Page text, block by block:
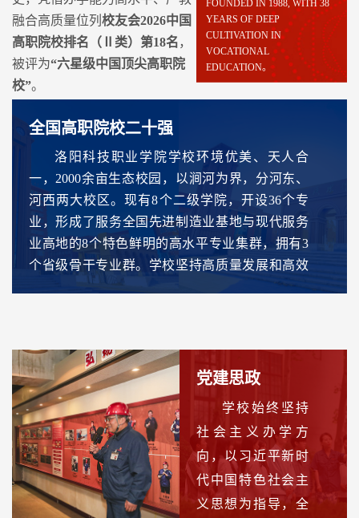
融合高质量位列 校友会2026中国
高职院校排名（Ⅱ类）第18名 ，
被评为“六星级中国顶尖高职院
校”。
FOUNDED IN 1988, WITH 38
YEARS OF DEEP
CULTIVATION IN
VOCATIONAL
EDUCATION。
全国高职院校二十强
洛阳科技职业学院学校环境优美、天人合
一，2000余亩生态校园，以涧河为界，分河东、
河西两大校区。现有8个二级学院，开设36个专
业，形成了服务全国先进制造业基地与现代服务
业高地的8个特色鲜明的高水平专业集群，拥有3
个省级骨干专业群。学校坚持高质量发展和高效
能治理，深入推进“政－校－行－企协同育人”“学
职业技术大学”的战略目标，立足洛阳，服务中
原，辐射全国，不断深化教育改革，不断提升育
人质量，增强服务制造强国战略的人才供给能
力，努力“成为扎根中原大地的高水平职业技术大
学”。
党建思政
学校始终坚持
社会主义办学方
向，以习近平新时
代中国特色社会主
义思想为指导，全